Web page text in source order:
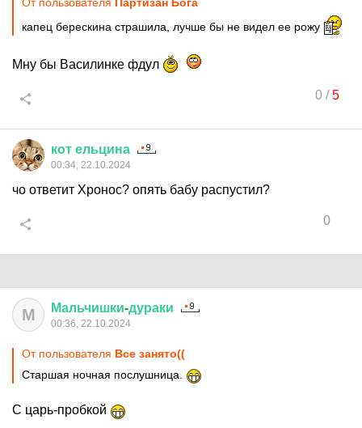
капец берескина страшила, лучше бы не видел ее рожу
Мну бы Василинке фдул
0/5
кот ельцина
00:34, 22.10.2024
чо ответит Хронос? опять бабу распустил?
0
М Мальчишки-дураки
00:36, 22.10.2024
От пользователя Все занято((
Старшая ночная послушница.
С царь-пробкой